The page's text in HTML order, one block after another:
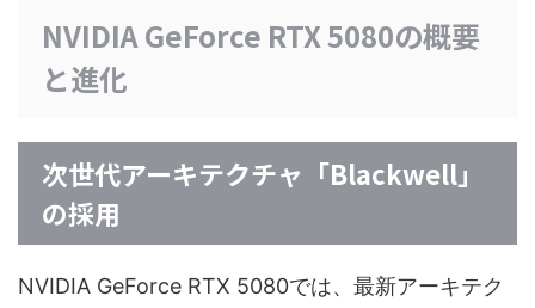
NVIDIA GeForce RTX 5080の概要
と進化
次世代アーキテクチャ「Blackwell」
の採用
NVIDIA GeForce RTX 5080では、最新アーキテク